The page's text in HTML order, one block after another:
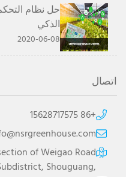
حل نظام
الذكي
2020-06-08
اتصال
+86 15628717575
of Weigao Road
Shouguang,